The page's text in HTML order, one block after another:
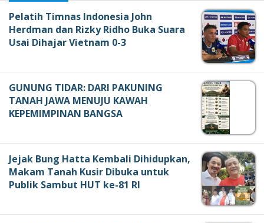
Pelatih Timnas Indonesia John
Herdman dan Rizky Ridho Buka Suara
Usai Dihajar Vietnam 0-3
GUNUNG TIDAR: DARI PAKUNING
TANAH JAWA MENUJU KAWAH
KEPEMIMPINAN BANGSA
Jejak Bung Hatta Kembali Dihidupkan,
Makam Tanah Kusir Dibuka untuk
Publik Sambut HUT ke-81 RI